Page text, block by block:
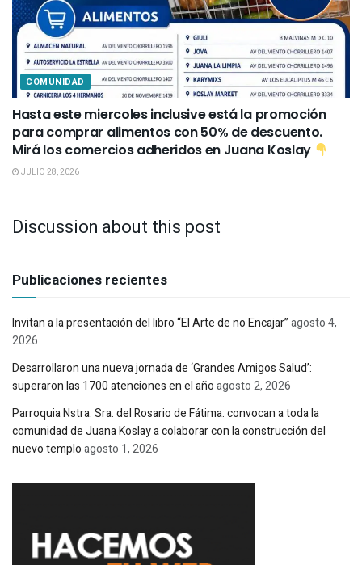
COMUNIDAD
Hasta este miercoles inclusive está la promoción
para comprar alimentos con 50% de descuento.
Mirá los comercios adheridos en Juana Koslay
JULIO 28, 2026
Discussion about this post
Publicaciones recientes
Invitan a la presentación del libro “El Arte de no Encajar”agosto 4,
2026
Desarrollaron una nueva jornada de ‘Grandes Amigos Salud’:
superaron las 1700 atenciones en el añoagosto 2, 2026
Parroquia Nstra. Sra. del Rosario de Fátima: convocan a toda la
comunidad de Juana Koslay a colaborar con la construcción del
nuevo temploagosto 1, 2026